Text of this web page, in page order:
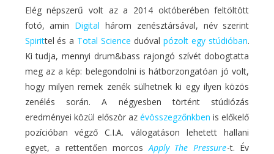
Elég népszerű volt az a 2014 októberében feltöltött
fotó, amin Digital három zenésztársával, név szerint
Spirittel és a Total Science duóval pózolt egy stúdióban.
Ki tudja, mennyi drum&bass rajongó szívét dobogtatta
meg az a kép: belegondolni is hátborzongatóan jó volt,
hogy milyen remek zenék sülhetnek ki egy ilyen közös
zenélés során. A négyesben történt stúdiózás
eredményei közül először azévösszegzőnkben is előkelő
pozícióban végző C.I.A. válogatáson lehetett hallani
egyet, a rettentően morcos Apply The Pressure-t. Év